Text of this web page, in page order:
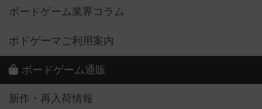
ボードゲーム業界コラム
ボドゲーマご利用案内
ボードゲーム通販
新作・再入荷情報